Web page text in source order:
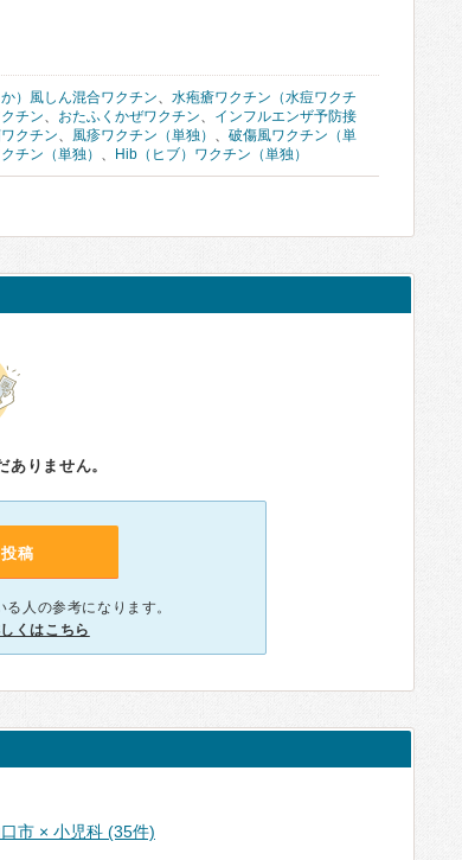
）風しん混合ワクチン、 水疱瘡ワクチン（水痘ワクチ
チン、 おたふくかぜワクチン、 インフルエンザ予防接
クチン、 風疹ワクチン（単独） 、 破傷風ワクチン（単
チン（単独） 、 Hib（ヒブ）ワクチン（単独）
ありません。
稿
人の参考になります。
くはこちら
市 × 小児科 (35件)